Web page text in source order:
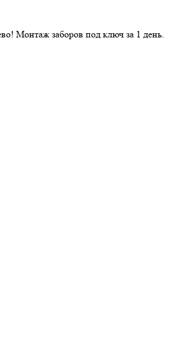
Монтаж заборов под ключ за 1 день.